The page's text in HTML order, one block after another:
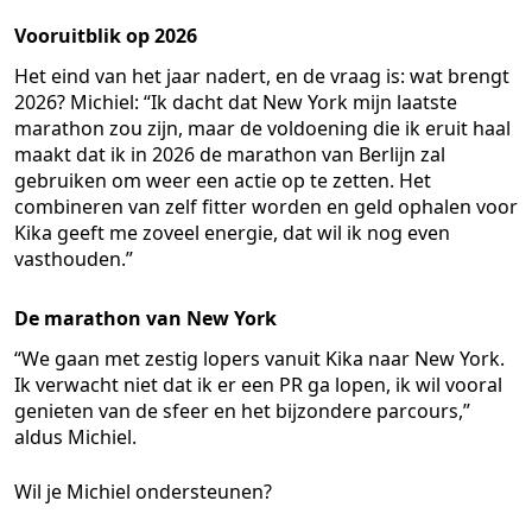
Vooruitblik op 2026
Het eind van het jaar nadert, en de vraag is: wat brengt
2026? Michiel: “Ik dacht dat New York mijn laatste
marathon zou zijn, maar de voldoening die ik eruit haal
maakt dat ik in 2026 de marathon van Berlijn zal
gebruiken om weer een actie op te zetten. Het
combineren van zelf fitter worden en geld ophalen voor
Kika geeft me zoveel energie, dat wil ik nog even
vasthouden.”
De marathon van New York
“We gaan met zestig lopers vanuit Kika naar New York.
Ik verwacht niet dat ik er een PR ga lopen, ik wil vooral
genieten van de sfeer en het bijzondere parcours,”
aldus Michiel.
Wil je Michiel ondersteunen?